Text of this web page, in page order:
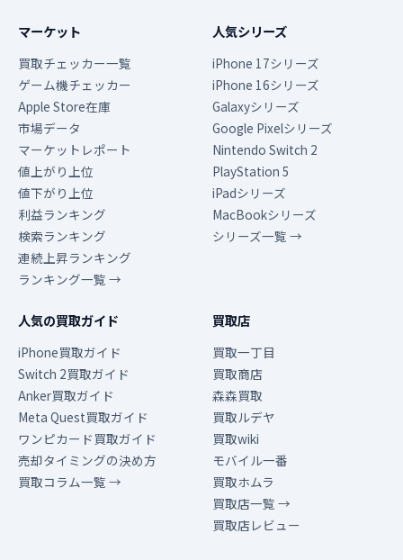
マーケット
買取チェッカー一覧
ゲーム機チェッカー
Apple Store在庫
市場データ
マーケットレポート
値上がり上位
値下がり上位
利益ランキング
検索ランキング
連続上昇ランキング
ランキング一覧 →
人気シリーズ
iPhone 17シリーズ
iPhone 16シリーズ
Galaxyシリーズ
Google Pixelシリーズ
Nintendo Switch 2
PlayStation 5
iPadシリーズ
MacBookシリーズ
シリーズ一覧 →
人気の買取ガイド
iPhone買取ガイド
Switch 2買取ガイド
Anker買取ガイド
Meta Quest買取ガイド
ワンピカード買取ガイド
売却タイミングの決め方
買取コラム一覧 →
買取店
買取一丁目
買取商店
森森買取
買取ルデヤ
買取wiki
モバイル一番
買取ホムラ
買取店一覧 →
買取店レビュー